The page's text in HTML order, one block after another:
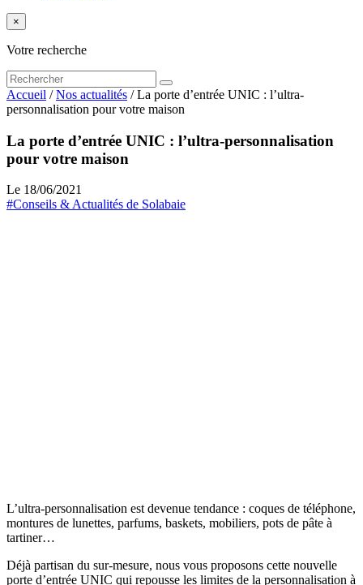
×
Votre recherche
Accueil /Nos actualités /La porte d’entrée UNIC : l’ultra-
personnalisation pour votre maison
La porte d’entrée UNIC : l’ultra-personnalisation
pour votre maison
Le 18/06/2021
#Conseils & Actualités de Solabaie
L’ultra-personnalisation est devenue tendance : coques de téléphone,
montures de lunettes, parfums, baskets, mobiliers, pots de pâte à
tartiner…
Déjà partisan du sur-mesure, nous vous proposons cette nouvelle
porte d’entrée UNIC qui repousse les limites de la personnalisation à